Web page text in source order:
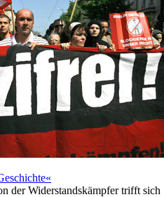
der Widerstandskämpfer trifft sich